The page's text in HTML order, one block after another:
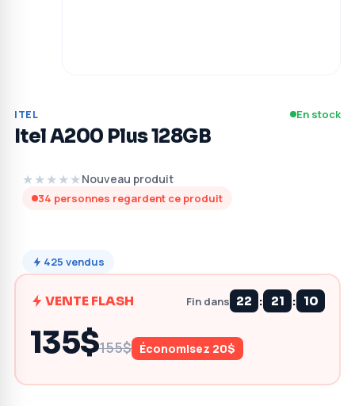
ITEL En stock
Itel A200 Plus 128GB
★★★★★Nouveau produit
34 personnes regardent ce produit
425 vendus
VENTE FLASH Fin dans 22 : 21 : 09
135$155$ Économisez 20$